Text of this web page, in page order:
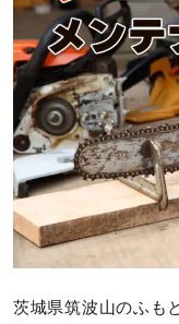
茨城県筑波山のふも